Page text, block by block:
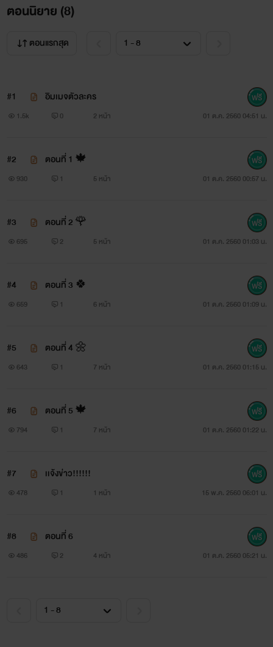
🌸
🌹 นิยายเรื่องนี้เป็นเเนวชายรักชาย ถ้ารับไม่ได้กดออกเลย
🌹 บุคคลในภาพเป็นเพียงตัวละครสมมุติ ไม่มีส่วนเกี่ยวข้อง
ใดกับนิยาย
🌹 อ่านเเล้วถ้ามีคำเเนะนำหรือติชมกรุณาบอกเราทางคอม
🌹 ถ้าไม่เจ้าใจกลับไปอ่านข้อเเรกใหม่นะครับ
@_เลม่อนสีเขียว🍋
2017-05-11🍋
ตอนนิยาย (8)
ตอนแรกสุด
#1 อิมเมจตัวละคร
1.5k 0 2 หน้า 01 ต.ค. 2560 04:51 น.
#2 ตอนที่ 1 🍁
930 1 5 หน้า 01 ต.ค. 2560 00:57 น.
#3 ตอนที่ 2 🌹
695 2 5 หน้า 01 ต.ค. 2560 01:03 น.
#4 ตอนที่ 3 🍀
659 1 6 หน้า 01 ต.ค. 2560 01:09 น.
#5 ตอนที่ 4 🌼
643 1 7 หน้า 01 ต.ค. 2560 01:15 น.
#6 ตอนที่ 5 🍁
794 1 7 หน้า 01 ต.ค. 2560 01:22 น.
#7 เเจ้งข่าว!!!!!!
478 1 1 หน้า 15 พ.ค. 2560 06:01 น.
#8 ตอนที่ 6
486 2 4 หน้า 01 ต.ค. 2560 05:21 น.